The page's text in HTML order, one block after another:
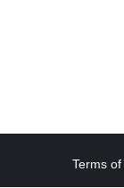
Terms